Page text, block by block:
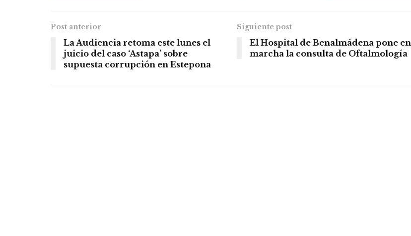
Post anterior
La Audiencia retoma este lunes el
juicio del caso ‘Astapa’ sobre
supuesta corrupción en Estepona
Siguiente post
El Hospital de Benalmádena pone en
marcha la consulta de Oftalmología